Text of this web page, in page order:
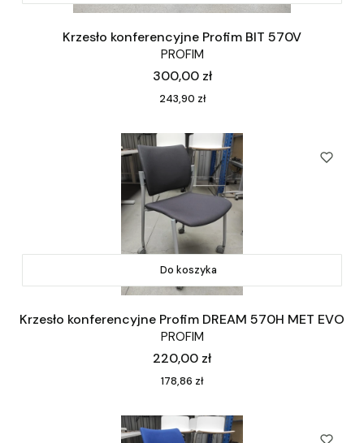
Krzesło konferencyjne Profim BIT 570V
PROFIM
Cena
300,00 zł
Cena
243,90 zł
Do koszyka
Krzesło konferencyjne Profim DREAM 570H MET EVO
PROFIM
Cena
220,00 zł
Cena
178,86 zł